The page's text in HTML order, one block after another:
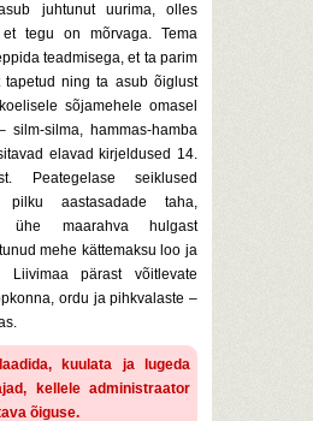
juhtunut uurima, olles
tegu on mõrvaga. Tema
teadmisega, et ta parim
ning ta asub õiglust
sõjamehele omasel
silm-silma, hammas-hamba
elavad kirjeldused 14.
Peategelase seiklused
pilku aastasadade taha,
ühe maarahva hulgast
mehe kättemaksu loo ja
Liivimaa pärast võitlevate
ordu ja pihkvalaste –
kuulata ja lugeda
kellele administraator
õiguse.